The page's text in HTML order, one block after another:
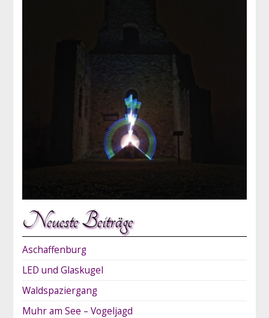
Neueste Beiträge
Aschaffenburg
LED und Glaskugel
Waldspaziergang
Muhr am See – Vogeljagd